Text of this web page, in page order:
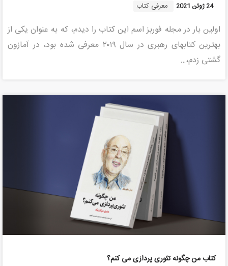
24 ژوئن 2021 معرفی کتاب
اولین بار در مجله فوربز اسم این کتاب را دیدم، که به عنوان یکی از
بهترین کتاب­های رهبری در سال ۲۰۱۹ معرفی شده بود، در آمازون
گشتی زدم،…
کتاب من چگونه تئوری پردازی می کنم؟